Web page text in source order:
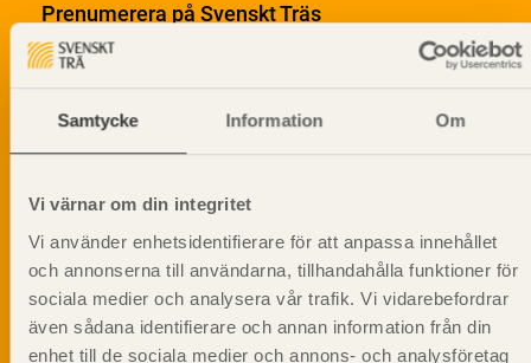
Samtycke Information Om
Vi värnar om din integritet
Vi använder enhetsidentifierare för att anpassa innehållet
och annonserna till användarna, tillhandahålla funktioner för
sociala medier och analysera vår trafik. Vi vidarebefordrar
även sådana identifierare och annan information från din
enhet till de sociala medier och annons- och analysföretag
Prenumerera på Svenskt Träs
informationsutskick!